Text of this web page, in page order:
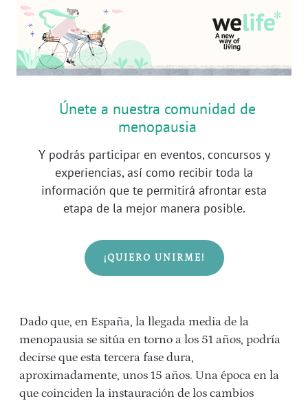
Únete a nuestra comunidad de
menopausia
Y podrás participar en eventos, concursos y
experiencias, así como recibir toda la
información que te permitirá afrontar esta
etapa de la mejor manera posible.
¡QUIERO UNIRME!
Dado que, en España, la llegada media de la
menopausia se sitúa en torno a los 51 años, podría
decirse que esta tercera fase dura,
aproximadamente, unos 15 años. Una época en la
que coinciden la instauración de los cambios